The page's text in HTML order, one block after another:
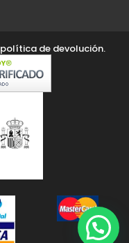
política de devolución.